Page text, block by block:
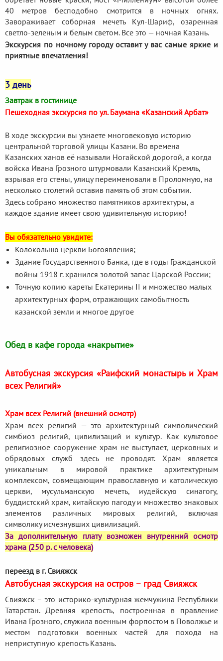
40 метров бесподобно смотрится в ночных огнях.
Завораживает соборная мечеть Кул-Шариф, озаренная
светло-зеленым и белым светом. Все это — ночная Казань.
Экскурсия по ночному городу оставит у вас самые яркие и
приятные впечатления!
3 день
Завтрак в гостинице
Пешеходная экскурсия по ул. Баумана «Казанский Арбат»
В ходе экскурсии вы узнаете многовековую историю
центральной торговой улицы Казани. Во времена
Казанских ханов её называли Ногайской дорогой, а когда
войска Ивана Грозного штурмовали Казанский Кремль,
взрывая его стены, улицу переименовали в Проломную, на
несколько столетий оставив память об этом событии.
Здесь собрано множество памятников архитектуры, а
каждое здание имеет свою удивительную историю!
Вы обязательно увидите:
Колокольню церкви Богоявления;
Здание Государственного Банка, где в годы Гражданской
войны 1918 г. хранился золотой запас Царской России;
Точную копию кареты Екатерины II и множество малых
архитектурных форм, отражающих самобытность
казанской земли и многое другое
Обед в кафе города «накрытие»
Автобусная экскурсия «Раифский монастырь и Храм
всех Религий»
Храм всех Религий (внешний осмотр)
Храм всех религий — это архитектурный символический
симбиоз религий, цивилизаций и культур. Как культовое
религиозное сооружение храм не выступает, церковных и
обрядовых служб здесь не проводят. Храм является
уникальным в мировой практике архитектурным
комплексом, совмещающим православную и католическую
церкви, мусульманскую мечеть, иудейскую синагогу,
буддистский храм, китайскую пагоду и множество знаковых
элементов различных мировых религий, включая
символику исчезнувших цивилизаций.
За дополнительную плату возможен внутренний осмотр
храма (250 р. с человека)
переезд в г. Свияжск
Автобусная экскурсия на остров – град Свияжск
Свияжск – это историко-культурная жемчужина Республики
Татарстан. Древняя крепость, построенная в правление
Ивана Грозного, служила военным форпостом в Поволжье и
местом подготовки военных частей для похода на
неприступную крепость Казань.